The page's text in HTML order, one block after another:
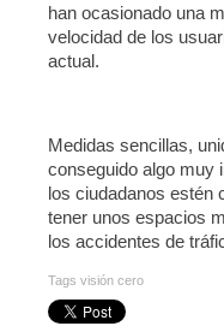
han ocasionado una
velocidad de los
actual.
Medidas sencillas,
conseguido algo muy
los ciudadanos estén
tener unos espacios
los accidentes de
Tags visión cero